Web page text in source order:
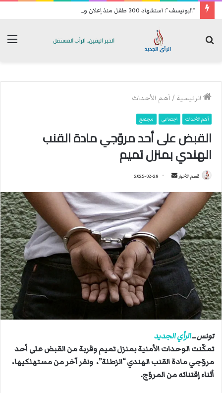
“اليونيسف”: استشهاد 300 طفل منذ إعلان وقف إطلاق النار في غزة
الرئيسية /أهم الأحداث
أهم الأحداث اجتماعي مجتمع
القبض على أحد مروّجي مادة القنب
الهندي بمنزل تميم
قسم الأخبار
س
ر
د
ا
ل
ت
ا
2025-02-28
تونس ــالرأي الجديد
تمكّنت الوحدات الأمنية بمنزل تميم وقربة من القبض على أحد
مروّجي مادة القنب الهندي “الزطلة”، ونفر آخر من مستهلكيها،
أثناء إقتنائه من المروّج.